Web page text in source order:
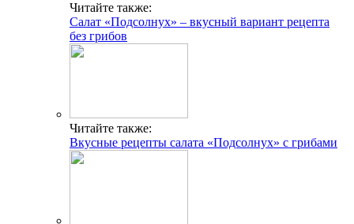
Читайте также:
Салат «Подсолнух» – вкусный вариант рецепта
без грибов
Читайте также:
Вкусные рецепты салата «Подсолнух» с грибами